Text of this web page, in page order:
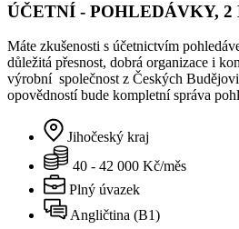
ÚČETNÍ - POHLEDÁVKY, 2
Máte zkušenosti s účetnictvím
důležitá přesnost, dobrá organizace i
výrobní společnost z Českých
opovědností bude kompletní správa
Jihočeský kraj
40 - 42 000 Kč/měs
Plný úvazek
Angličtina (B1)